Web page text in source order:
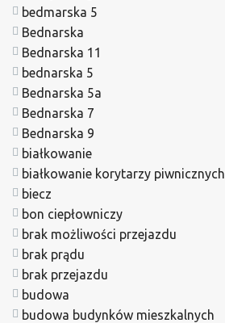
bedmarska 5
Bednarska
Bednarska 11
bednarska 5
Bednarska 5a
Bednarska 7
Bednarska 9
białkowanie
białkowanie korytarzy piwnicznych
biecz
bon ciepłowniczy
brak możliwości przejazdu
brak prądu
brak przejazdu
budowa
budowa budynków mieszkalnych